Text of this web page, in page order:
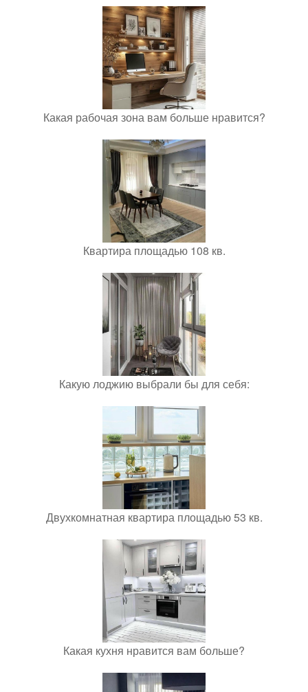
Какая рабочая зона вам больше нравится?
Квартира площадью 108 кв.
Какую лоджию выбрали бы для себя:
Двухкомнатная квартира площадью 53 кв.
Какая кухня нравится вам больше?